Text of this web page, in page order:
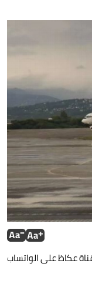
عكاظ على الواتساب